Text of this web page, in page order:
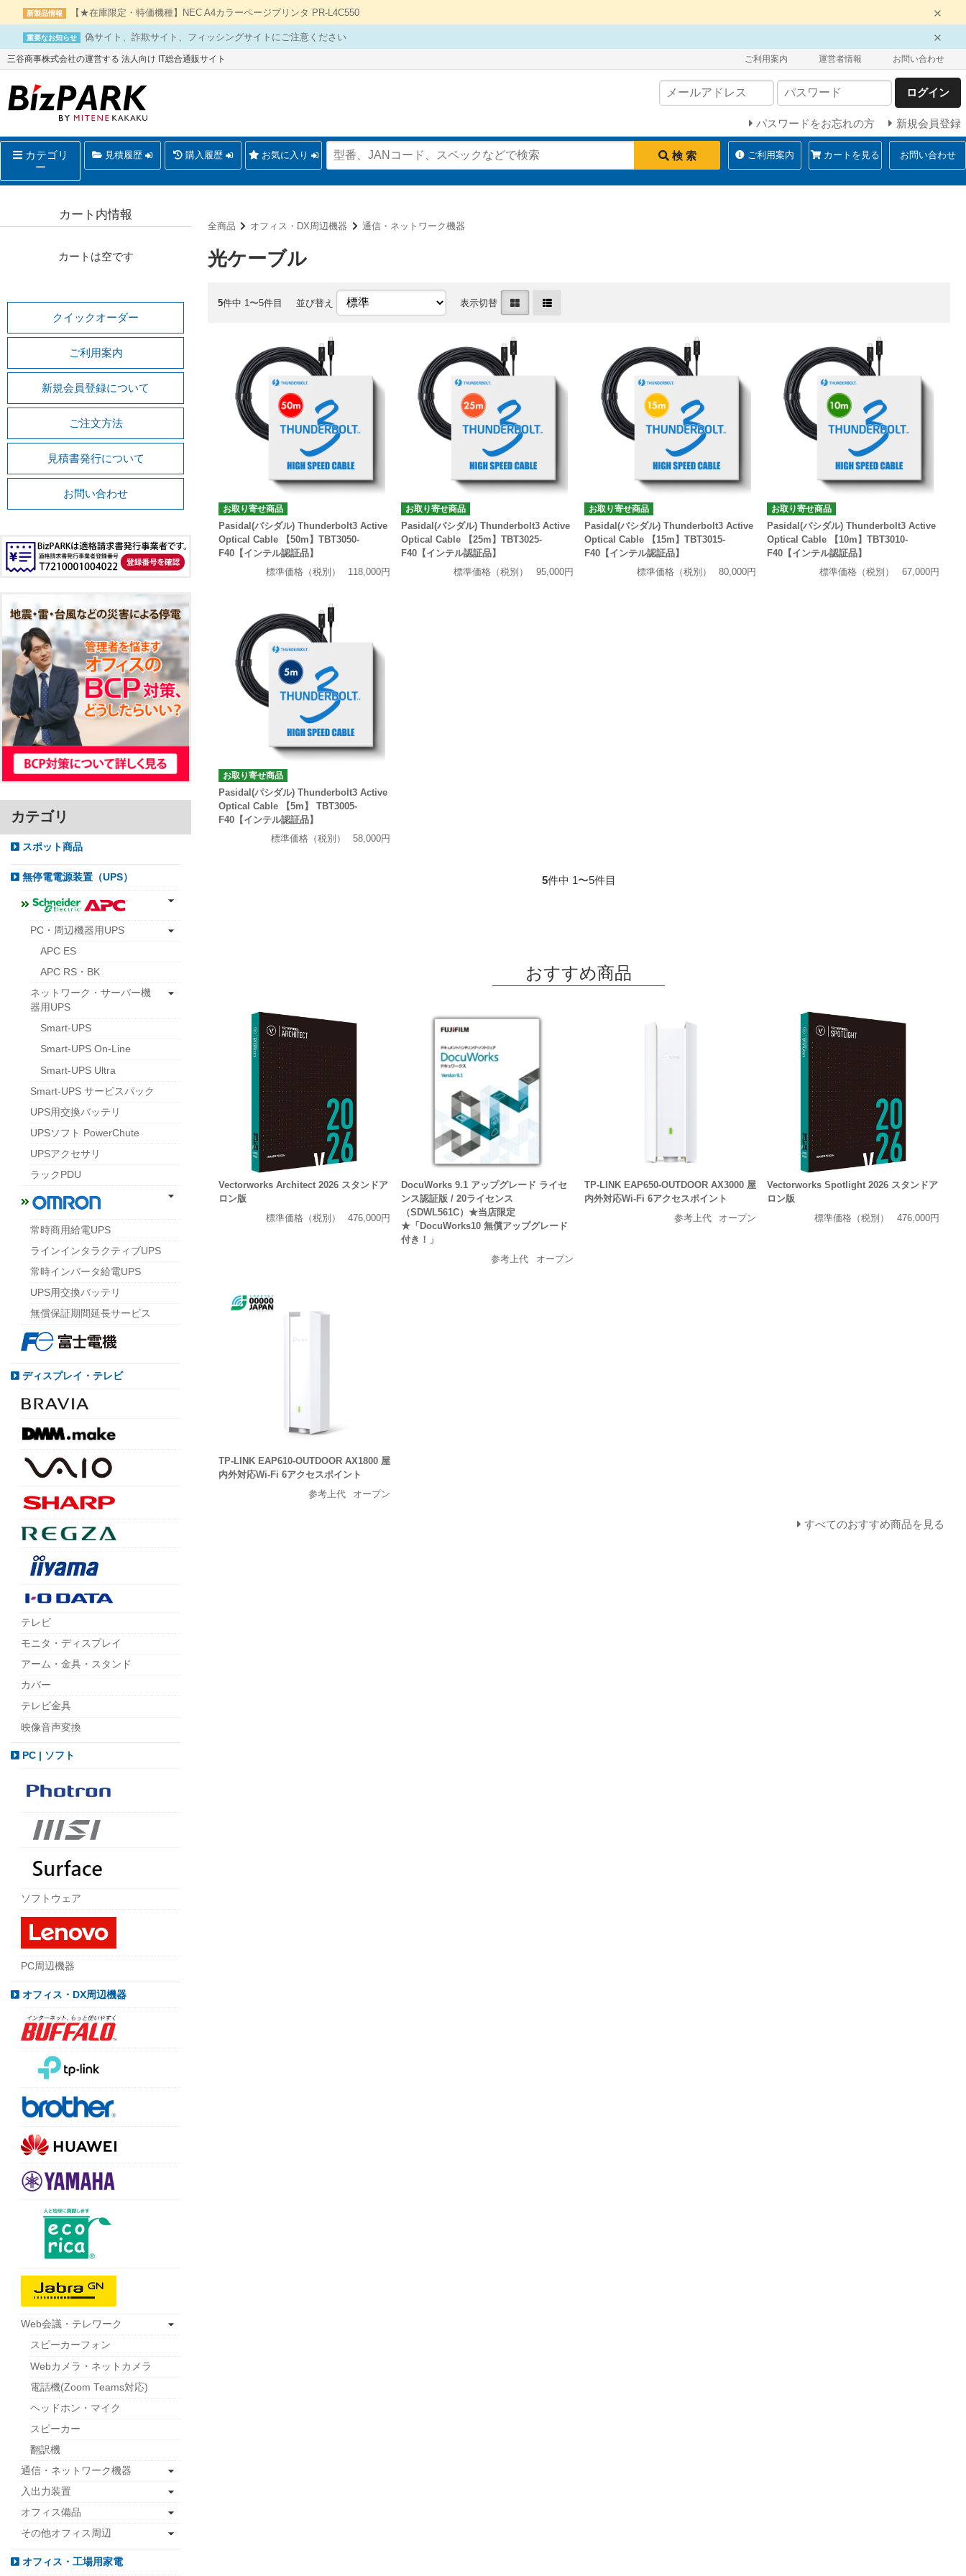
新製品情報 【★在庫限定・特価機種】NEC A4カラーページプリンタ PR-L4C550
重要なお知らせ 偽サイト、詐欺サイト、フィッシングサイトにご注意ください
三谷商事株式会社の運営する 法人向け IT総合通販サイト ご利用案内 運営者情報 お問い合わせ
ログイン
パスワードをお忘れの方 新規会員登録
カテゴリ
ー
見積履歴 購入履歴 お気に入り 検 索 ご利用案内 カートを見る お問い合わせ
全商品 オフィス・DX周辺機器 通信・ネットワーク機器
光ケーブル
5件中 1〜5件目 並び替え 表示切替
お取り寄せ商品
Pasidal(パシダル) Thunderbolt3 Active
Optical Cable 【50m】TBT3050-
F40【インテル認証品】
標準価格（税別）
118,000円
お取り寄せ商品
Pasidal(パシダル) Thunderbolt3 Active
Optical Cable 【25m】TBT3025-
F40【インテル認証品】
標準価格（税別）
95,000円
お取り寄せ商品
Pasidal(パシダル) Thunderbolt3 Active
Optical Cable 【15m】TBT3015-
F40【インテル認証品】
標準価格（税別）
80,000円
お取り寄せ商品
Pasidal(パシダル) Thunderbolt3 Active
Optical Cable 【10m】TBT3010-
F40【インテル認証品】
標準価格（税別）
67,000円
お取り寄せ商品
Pasidal(パシダル) Thunderbolt3 Active
Optical Cable 【5m】 TBT3005-
F40【インテル認証品】
標準価格（税別）
58,000円
5件中 1〜5件目
おすすめ商品
Vectorworks Architect 2026 スタンドア
ロン版
標準価格（税別）
476,000円
DocuWorks 9.1 アップグレード ライセ
ンス認証版 / 20ライセンス
（SDWL561C）★当店限定
★「DocuWorks10 無償アップグレード
付き！」
参考上代
オープン
TP-LINK EAP650-OUTDOOR AX3000 屋
内外対応Wi-Fi 6アクセスポイント
参考上代
オープン
Vectorworks Spotlight 2026 スタンドア
ロン版
標準価格（税別）
476,000円
TP-LINK EAP610-OUTDOOR AX1800 屋
内外対応Wi-Fi 6アクセスポイント
参考上代
オープン
すべてのおすすめ商品を見る
カート内情報
カートは空です
クイックオーダー
ご利用案内
新規会員登録について
ご注文方法
見積書発行について
お問い合わせ
カテゴリ
スポット商品
無停電電源装置（UPS）
PC・周辺機器用UPS
APC ES
APC RS・BK
ネットワーク・サーバー機
器用UPS
Smart-UPS
Smart-UPS On-Line
Smart-UPS Ultra
Smart-UPS サービスパック
UPS用交換バッテリ
UPSソフト PowerChute
UPSアクセサリ
ラックPDU
常時商用給電UPS
ラインインタラクティブUPS
常時インバータ給電UPS
UPS用交換バッテリ
無償保証期間延長サービス
ディスプレイ・テレビ
テレビ
モニタ・ディスプレイ
アーム・金具・スタンド
カバー
テレビ金具
映像音声変換
PC | ソフト
ソフトウェア
PC周辺機器
オフィス・DX周辺機器
Web会議・テレワーク
スピーカーフォン
Webカメラ・ネットカメラ
電話機(Zoom Teams対応)
ヘッドホン・マイク
スピーカー
翻訳機
通信・ネットワーク機器
入出力装置
オフィス備品
その他オフィス周辺
オフィス・工場用家電